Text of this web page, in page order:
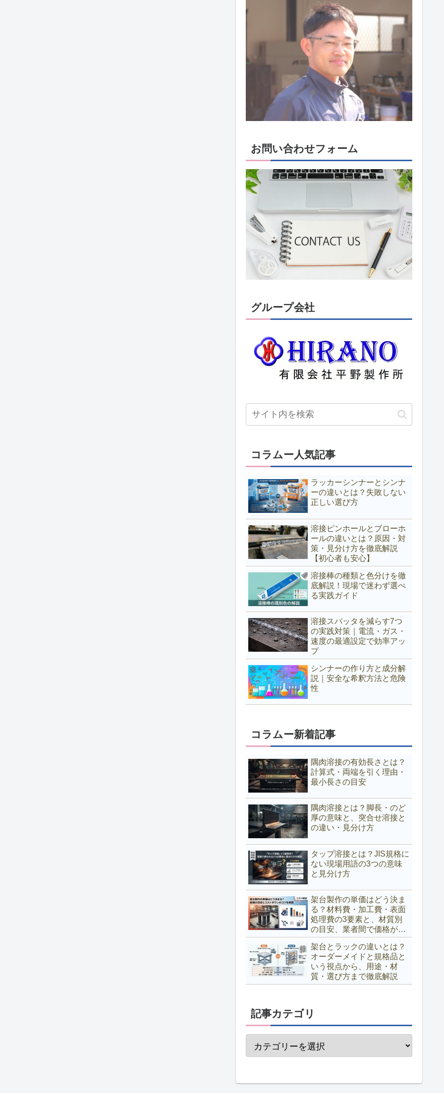
お問い合わせフォーム
グループ会社
コラムー人気記事
ラッカーシンナーとシンナ
ーの違いとは？失敗しない
正しい選び方
溶接ピンホールとブローホ
ールの違いとは？原因・対
策・見分け方を徹底解説
【初心者も安心】
溶接棒の種類と色分けを徹
底解説！現場で迷わず選べ
る実践ガイド
溶接スパッタを減らす7つ
の実践対策｜電流・ガス・
速度の最適設定で効率アッ
プ
シンナーの作り方と成分解
説｜安全な希釈方法と危険
性
コラムー新着記事
隅肉溶接の有効長さとは？
計算式・両端を引く理由・
最小長さの目安
隅肉溶接とは？脚長・のど
厚の意味と、突合せ溶接と
の違い・見分け方
タップ溶接とは？JIS規格に
ない現場用語の3つの意味
と見分け方
架台製作の単価はどう決ま
る？材料費・加工費・表面
処理費の3要素と、材質別
の目安、業者間で価格が変
わる理由、コストダウンの
コツまで解説
架台とラックの違いとは？
オーダーメイドと規格品と
いう視点から、用途・材
質・選び方まで徹底解説
記事カテゴリ